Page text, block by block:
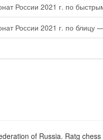
России 2021 г. по
России 2021 г. по блицу
of Russia. Ratg